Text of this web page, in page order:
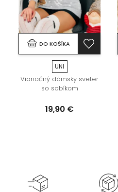
DO KOŠÍKA
UNI
Vianočný dámsky sveter
so sobíkom
19,90 €